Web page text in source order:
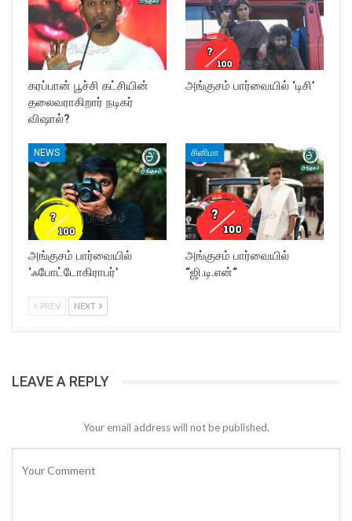
கரப்பான் பூச்சி கட்சியின்
தலைவராகிறார் நடிகர்
விஷால்?
அங்குசம் பார்வையில் ‘டிசி’
NEWS
அங்குசம் பார்வையில்
‘ஃபோட்டோகிராபர்’
சினிமா
அங்குசம் பார்வையில்
“ஜி.டி.என்“
PREV NEXT
LEAVE A REPLY
Your email address will not be published.